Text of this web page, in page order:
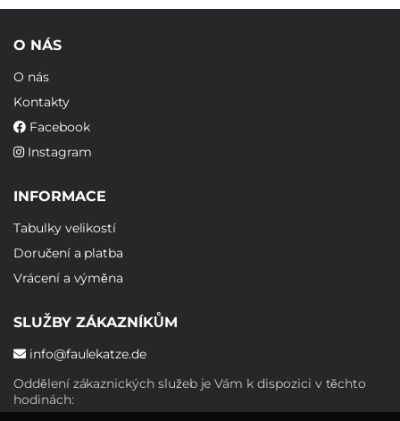
O NÁS
O nás
Kontakty
Facebook
Instagram
INFORMACE
Tabulky velikostí
Doručení a platba
Vrácení a výměna
SLUŽBY ZÁKAZNÍKŮM
info@faulekatze.de
Oddělení zákaznických služeb je Vám k dispozici v těchto
hodinách: